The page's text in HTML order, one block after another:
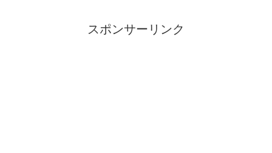
スポンサーリンク